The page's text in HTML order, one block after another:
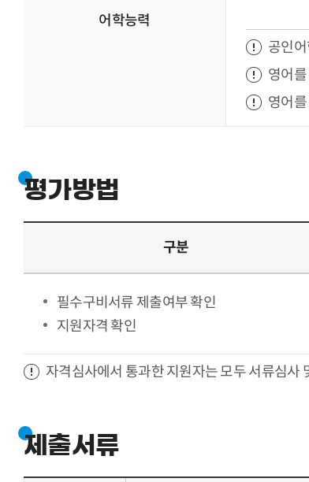
어학능력
공인
영어
영어
평가방법
구분
필수구비서류 제출여부 확인
지원자격 확인
자격심사에서 통과한 지원자는 모두 서류심사
제출서류